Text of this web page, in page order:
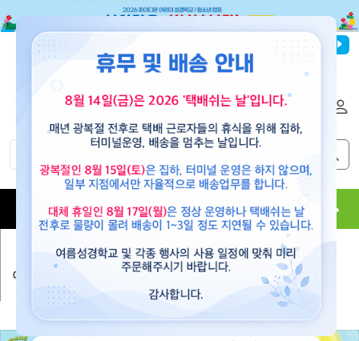
파이디온선교회
도서 뮤직 용품 현수막 콘텐츠
예수빌리지(공과)